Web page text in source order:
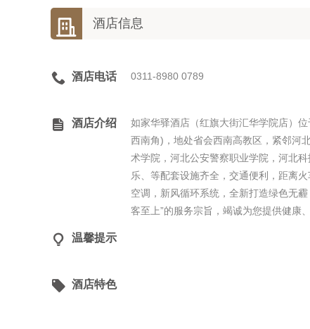
 酒店信息
 酒店电话 0311-8980 0789
 酒店介绍
如家华驿酒店（红旗大街汇华学院店）
西南角)，地处省会西南高教区，紧邻河
术学院，河北公安警察职业学院，河北
乐、等配套设施齐全，交通便利，距离
空调，新风循环系统，全新打造绿色无
客至上”的服务宗旨，竭诚为您提供健康
 温馨提示
 酒店特色